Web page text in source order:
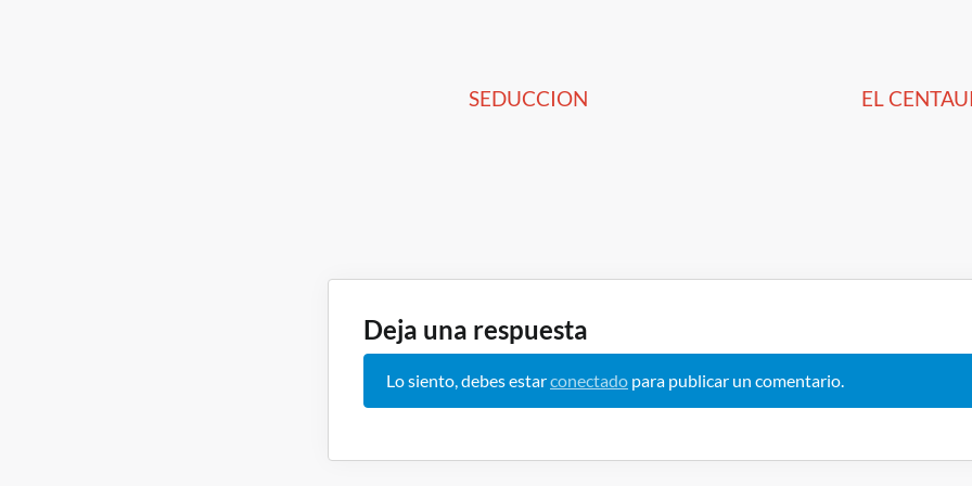
SEDUCCION EL
Deja una respuesta
Lo siento, debes estarconectado para publicar un comentario.